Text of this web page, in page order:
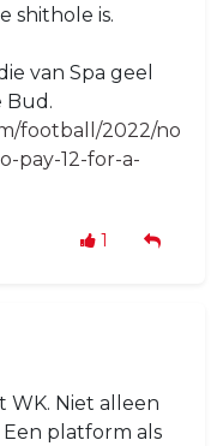
shithole is.
van Spa geel
Bud.
football/2022/no
pay-12-for-a-
1
WK. Niet alleen
Een platform als